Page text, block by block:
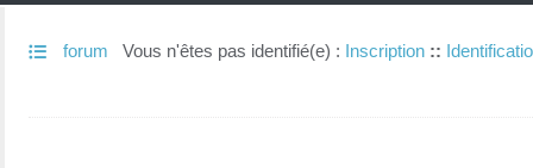
forum Vous n'êtes pas identifié(e) : Inscription ::